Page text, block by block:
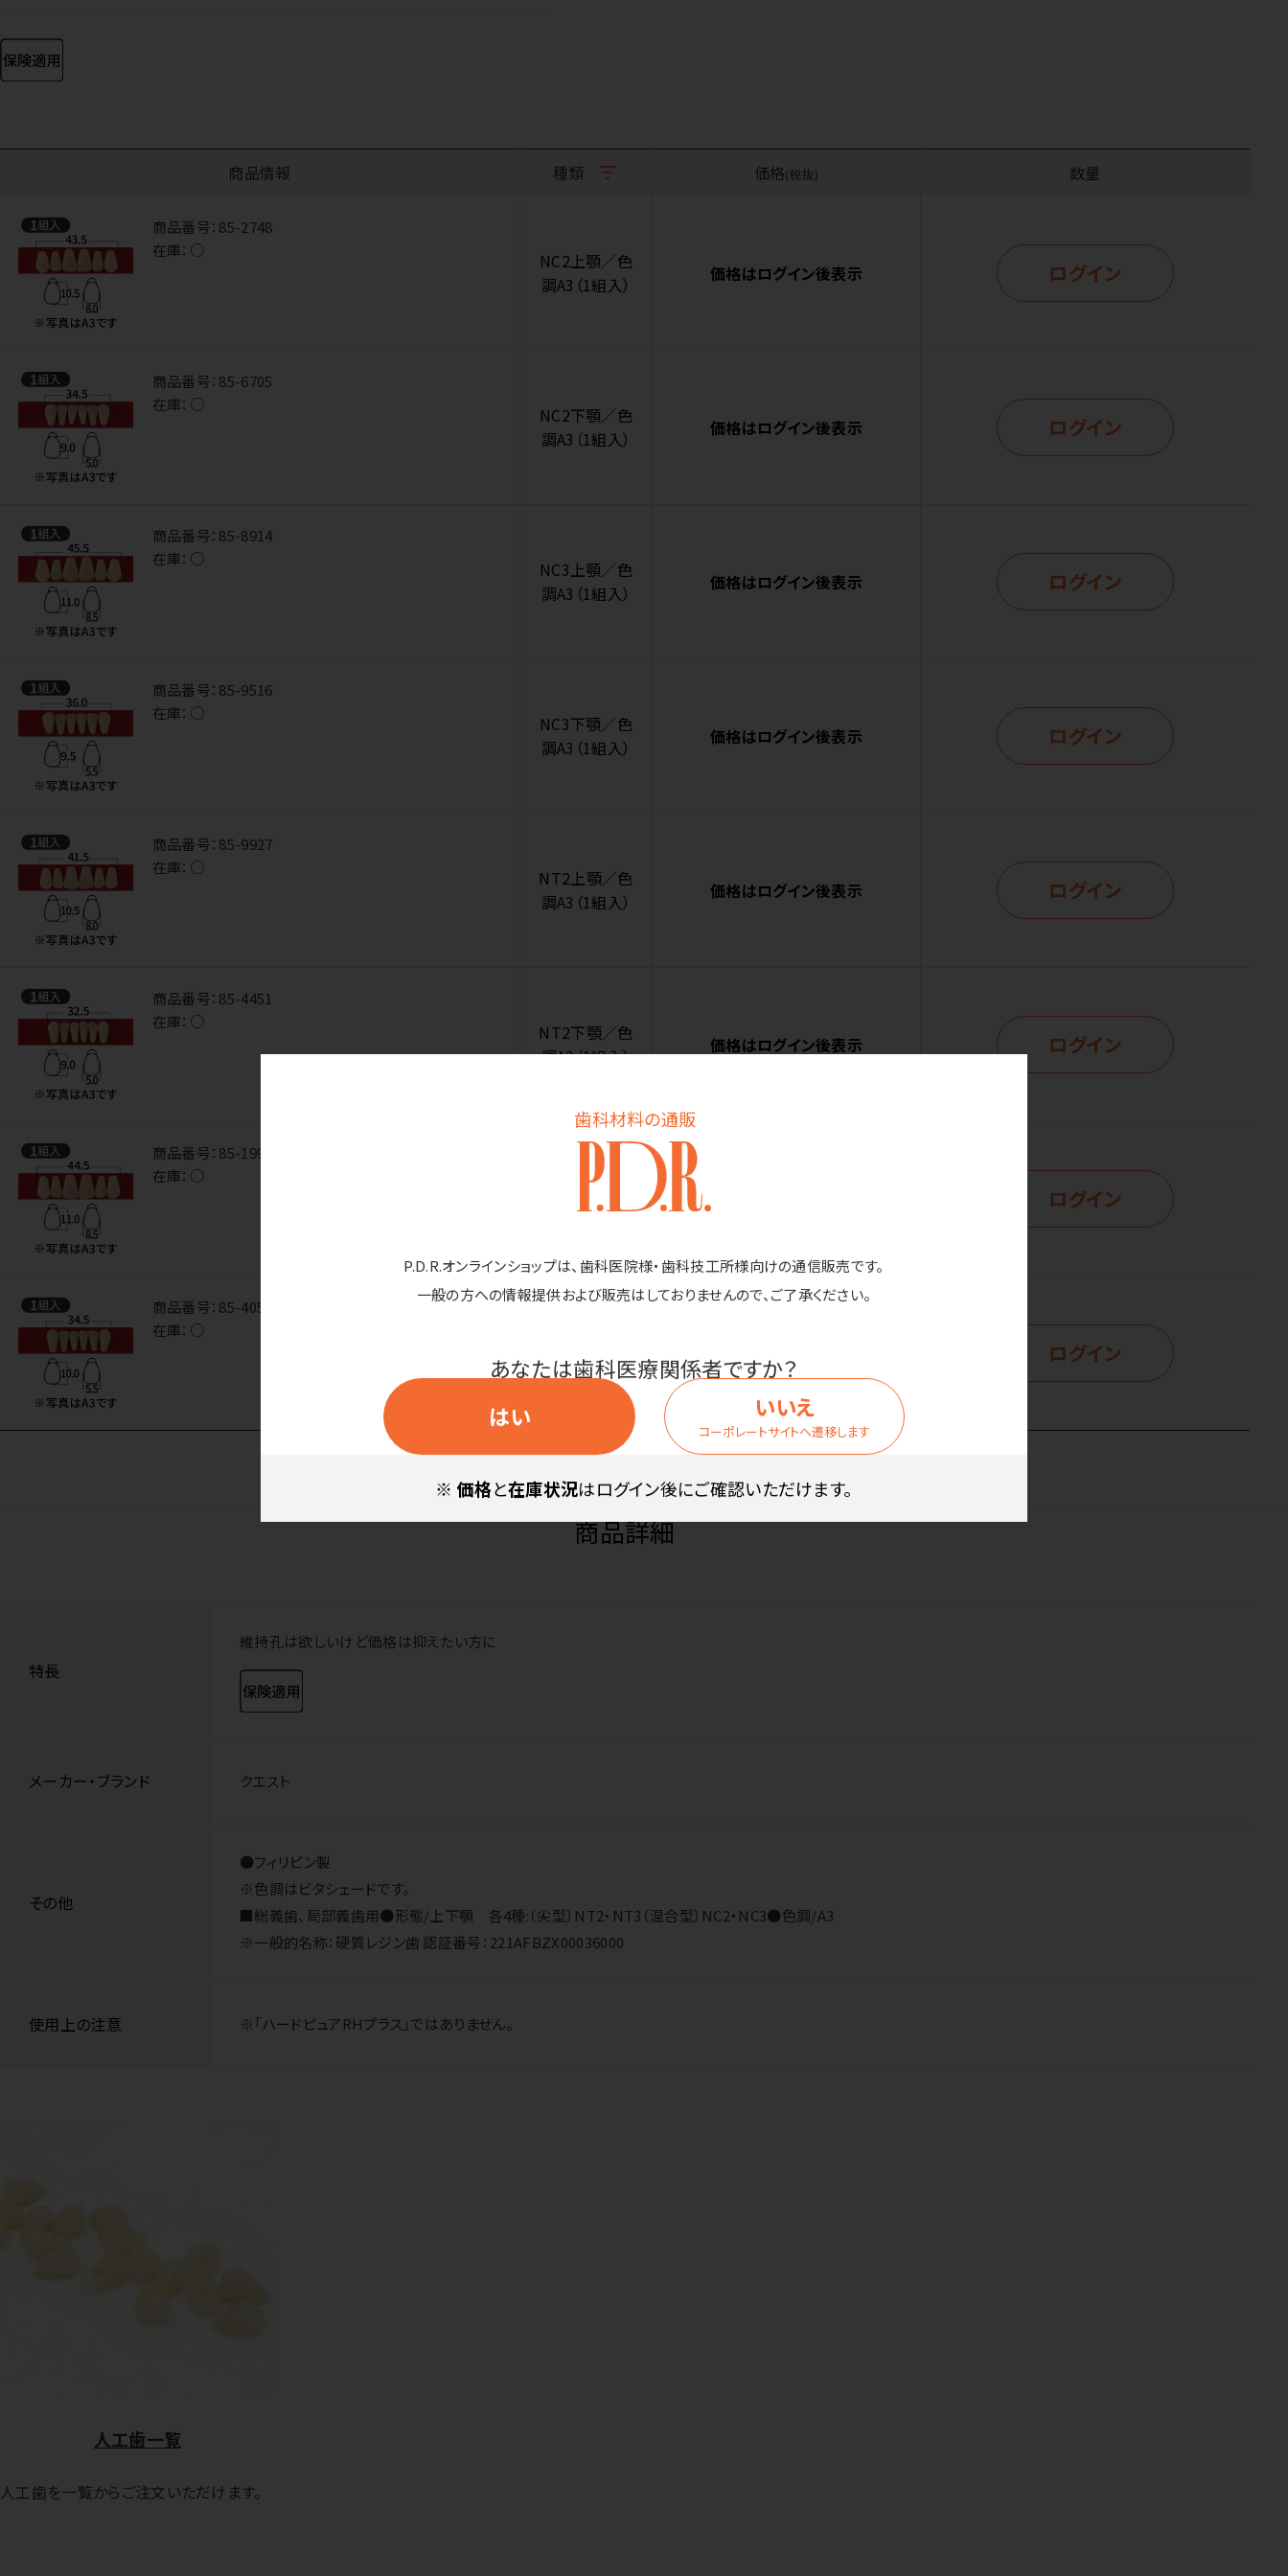
歯科材料の通販
P.D.R.オンラインショップは、歯科医院様・歯科技工所様向けの通信販売です。
一般の方への情報提供および販売はしておりませんので、ご了承ください。
あなたは歯科医療関係者ですか？
はい
いいえ
コーポレートサイトへ遷移します
※ 価格と在庫状況はログイン後にご確認いただけます。
商品情報 種類 価格(税抜) 数量
商品番号： 85-2748
在庫： ○
NC2上顎／色
調A3（1組入）
価格はログイン後表示 ログイン
商品番号： 85-6705
在庫： ○
NC2下顎／色
調A3（1組入）
価格はログイン後表示 ログイン
商品番号： 85-8914
在庫： ○
NC3上顎／色
調A3（1組入）
価格はログイン後表示 ログイン
商品番号： 85-9516
在庫： ○
NC3下顎／色
調A3（1組入）
価格はログイン後表示 ログイン
商品番号： 85-9927
在庫： ○
NT2上顎／色
調A3（1組入）
価格はログイン後表示 ログイン
商品番号： 85-4451
在庫： ○
NT2下顎／色
調A3（1組入）
価格はログイン後表示 ログイン
商品番号： 85-1993
在庫： ○
NT3上顎／色
調A3（1組入）
価格はログイン後表示 ログイン
商品番号： 85-4059
在庫： ○
調A3（1組入）
価格はログイン後表示 ログイン
商品詳細
特長
維持孔は欲しいけど価格は抑えたい方に
メーカー・ブランド クエスト
その他
●フィリピン製
※色調はビタシェードです。
■総義歯、局部義歯用●形態/上下顎 各4種:（尖型）NT2・NT3（混合型）NC2・NC3●色調/A3
※一般的名称：硬質レジン歯 認証番号：221AFBZX00036000
使用上の注意 ※「ハードピュアRHプラス」ではありません。
人工歯一覧
人工歯を一覧からご注文いただけます。